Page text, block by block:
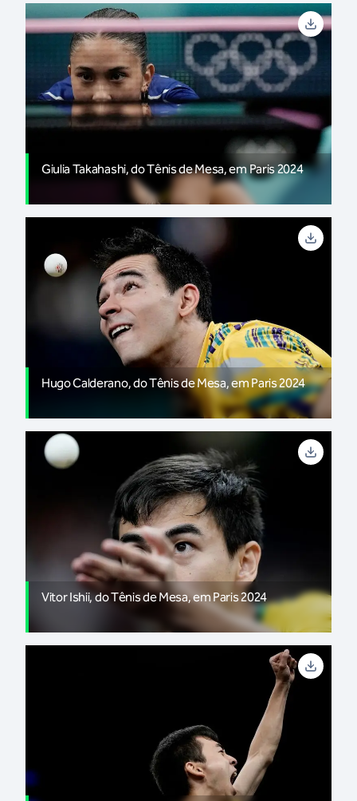
Giulia Takahashi, do Tênis de Mesa, em Paris 2024
Hugo Calderano, do Tênis de Mesa, em Paris 2024
Vitor Ishii, do Tênis de Mesa, em Paris 2024